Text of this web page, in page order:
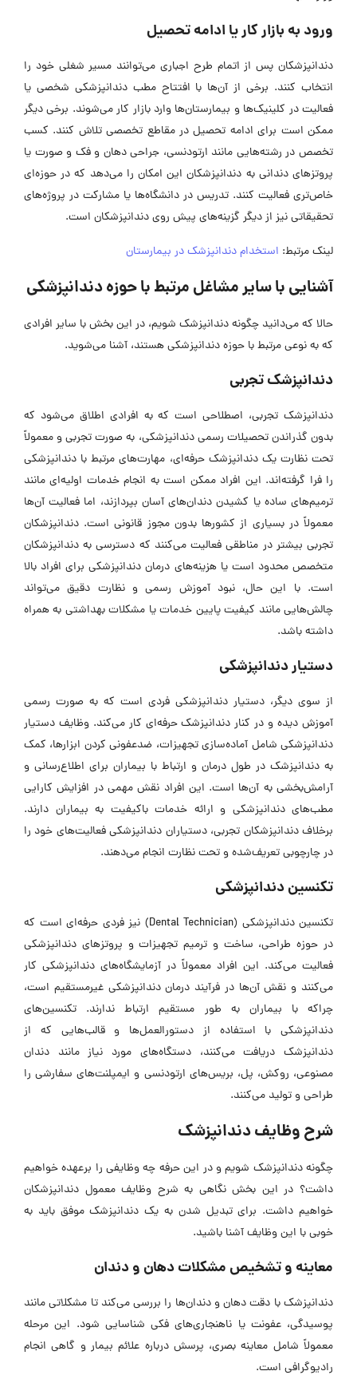
ورود به بازار کار یا ادامه تحصیل
دندانپزشکان پس از اتمام طرح اجباری می‌توانند مسیر شغلی خود را
انتخاب کنند. برخی از آن‌ها با افتتاح مطب دندانپزشکی شخصی یا
فعالیت در کلینیک‌ها و بیمارستان‌ها وارد بازار کار می‌شوند. برخی دیگر
ممکن است برای ادامه تحصیل در مقاطع تخصصی تلاش کنند. کسب
تخصص در رشته‌هایی مانند ارتودنسی، جراحی دهان و فک و صورت یا
پروتز‌های دندانی به دندانپزشکان این امکان را می‌دهد که در حوزه‌ای
خاص‌تری فعالیت کنند. تدریس در دانشگاه‌ها یا مشارکت در پروژه‌های
تحقیقاتی نیز از دیگر گزینه‌های پیش روی دندانپزشکان است.
لینک مرتبط: استخدام دندانپزشک در بیمارستان
آشنایی با سایر مشاغل مرتبط با حوزه دندانپزشکی
حالا که می‌دانید چگونه دندانپزشک شویم، در این بخش با سایر افرادی
که به نوعی مرتبط با حوزه دندانپزشکی هستند، آشنا می‌شوید.
دندانپزشک تجربی
دندانپزشک تجربی، اصطلاحی است که به افرادی اطلاق می‌شود که
بدون گذراندن تحصیلات رسمی دندانپزشکی، به صورت تجربی و معمولاً
تحت نظارت یک دندانپزشک حرفه‌ای، مهارت‌های مرتبط با دندانپزشکی
را فرا گرفته‌اند. این افراد ممکن است به انجام خدمات اولیه‌ای مانند
ترمیم‌های ساده یا کشیدن دندان‌های آسان بپردازند، اما فعالیت آن‌ها
معمولاً در بسیاری از کشور‌ها بدون مجوز قانونی است. دندانپزشکان
تجربی بیشتر در مناطقی فعالیت می‌کنند که دسترسی به دندانپزشکان
متخصص محدود است یا هزینه‌های درمان دندانپزشکی برای افراد بالا
است. با این حال، نبود آموزش رسمی و نظارت دقیق می‌تواند
چالش‌هایی مانند کیفیت پایین خدمات یا مشکلات بهداشتی به همراه
داشته باشد.
دستیار دندانپزشکی
از سوی دیگر، دستیار دندانپزشکی فردی است که به صورت رسمی
آموزش دیده و در کنار دندانپزشک حرفه‌ای کار می‌کند. وظایف دستیار
دندانپزشکی شامل آماده‌سازی تجهیزات، ضدعفونی کردن ابزار‌ها، کمک
به دندانپزشک در طول درمان و ارتباط با بیماران برای اطلاع‌رسانی و
آرامش‌بخشی به آن‌ها است. این افراد نقش مهمی در افزایش کارایی
مطب‌های دندانپزشکی و ارائه خدمات باکیفیت به بیماران دارند.
برخلاف دندانپزشکان تجربی، دستیاران دندانپزشکی فعالیت‌های خود را
در چارچوبی تعریف‌شده و تحت نظارت انجام می‌دهند.
تکنسین دندانپزشکی
تکنسین دندانپزشکی (Dental Technician) نیز فردی حرفه‌ای است که
در حوزه طراحی، ساخت و ترمیم تجهیزات و پروتز‌های دندانپزشکی
فعالیت می‌کند. این افراد معمولاً در آزمایشگاه‌های دندانپزشکی کار
می‌کنند و نقش آن‌ها در فرآیند درمان دندانپزشکی غیرمستقیم است،
چراکه با بیماران به طور مستقیم ارتباط ندارند. تکنسین‌های
دندانپزشکی با استفاده از دستورالعمل‌ها و قالب‌هایی که از
دندانپزشک دریافت می‌کنند، دستگاه‌های مورد نیاز مانند دندان
مصنوعی، روکش، پل، بریس‌های ارتودنسی و ایمپلنت‌های سفارشی را
طراحی و تولید می‌کنند.
شرح وظایف دندانپزشک
چگونه دندانپزشک شویم و در این حرفه چه وظایفی را برعهده خواهیم
داشت؟ در این بخش نگاهی به شرح وظایف معمول دندانپزشکان
خواهیم داشت. برای تبدیل شدن به یک دندانپزشک موفق باید به
خوبی با این وظایف آشنا باشید.
معاینه و تشخیص مشکلات دهان و دندان
دندانپزشک با دقت دهان و دندان‌ها را بررسی می‌کند تا مشکلاتی مانند
پوسیدگی، عفونت یا ناهنجاری‌های فکی شناسایی شود. این مرحله
معمولاً شامل معاینه بصری، پرسش درباره علائم بیمار و گاهی انجام
رادیوگرافی است.